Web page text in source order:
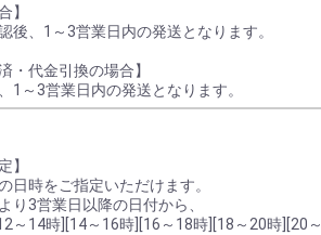
】
後、1～3営業日内の発送となります。
・代金引換の場合】
1～3営業日内の発送となります。
】
日時をご指定いただけます。
り3営業日以降の日付から、
～14時][14～16時][16～18時][18～20時][20